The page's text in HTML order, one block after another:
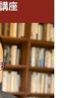
座